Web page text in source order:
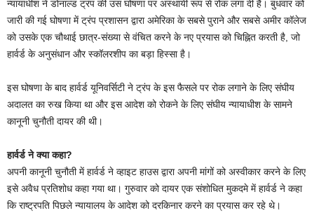
न्यायाधीश ने डोनाल्ड ट्रंप की उस घोषणा पर अस्थायी रूप से रोक लगा दी है। बुधवार को
जारी की गई घोषणा में ट्रंप प्रशासन द्वारा अमेरिका के सबसे पुराने और सबसे अमीर कॉलेज
को उसके एक चौथाई छात्र-संख्या से वंचित करने के नए प्रयास को चिह्नित करती है, जो
हार्वर्ड के अनुसंधान और स्कॉलरशीप का बड़ा हिस्सा है।
इस घोषणा के बाद हार्वर्ड यूनिवर्सिटी ने ट्रंप के इस फैसले पर रोक लगाने के लिए संघीय
अदालत का रुख किया था और इस आदेश को रोकने के लिए संघीय न्यायाधीश के सामने
कानूनी चुनौती दायर की थी।
हार्वर्ड ने क्या कहा?
अपनी कानूनी चुनौती में हार्वर्ड ने व्हाइट हाउस द्वारा अपनी मांगों को अस्वीकार करने के लिए
इसे अवैध प्रतिशोध कहा गया था। गुरुवार को दायर एक संशोधित मुकदमे में हार्वर्ड ने कहा
कि राष्ट्रपति पिछले न्यायालय के आदेश को दरकिनार करने का प्रयास कर रहे थे।